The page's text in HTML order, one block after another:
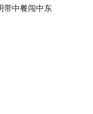
带中餐闯中东